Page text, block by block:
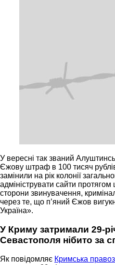
У вересні так званий
Єжову штраф в 100 тисяч
замінили на рік колонії
адмініструвати сайти
сторони звинувачення,
через те, що п’яний Єжов
Україна».
У Криму затримали 29-
Севастополя нібито за
Як повідомляє Кримська